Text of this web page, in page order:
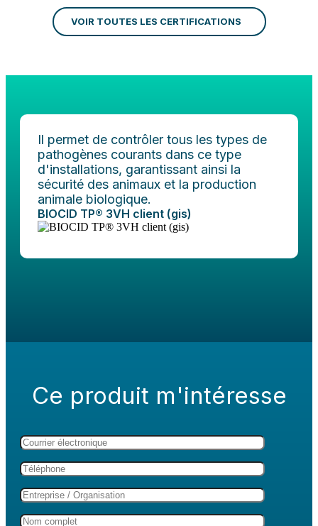
VOIR TOUTES LES CERTIFICATIONS
Il permet de contrôler tous les types de
pathogènes courants dans ce type
d'installations, garantissant ainsi la
sécurité des animaux et la production
animale biologique.
BIOCID TP® 3VH client (gis)
Ce produit m'intéresse